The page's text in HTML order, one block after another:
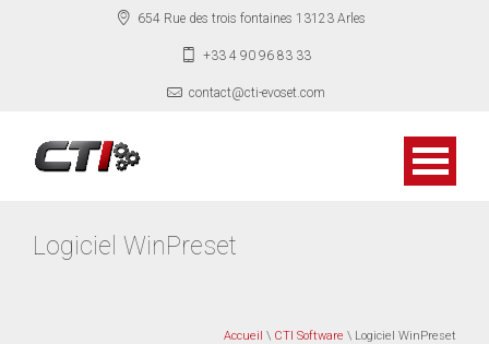
654 Rue des trois fontaines 13123 Arles
+33 4 90 96 83 33
contact@cti-evoset.com
Logiciel WinPreset
Accueil \ CTI Software \ Logiciel WinPreset